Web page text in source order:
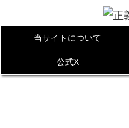
当サイトについて
公式X